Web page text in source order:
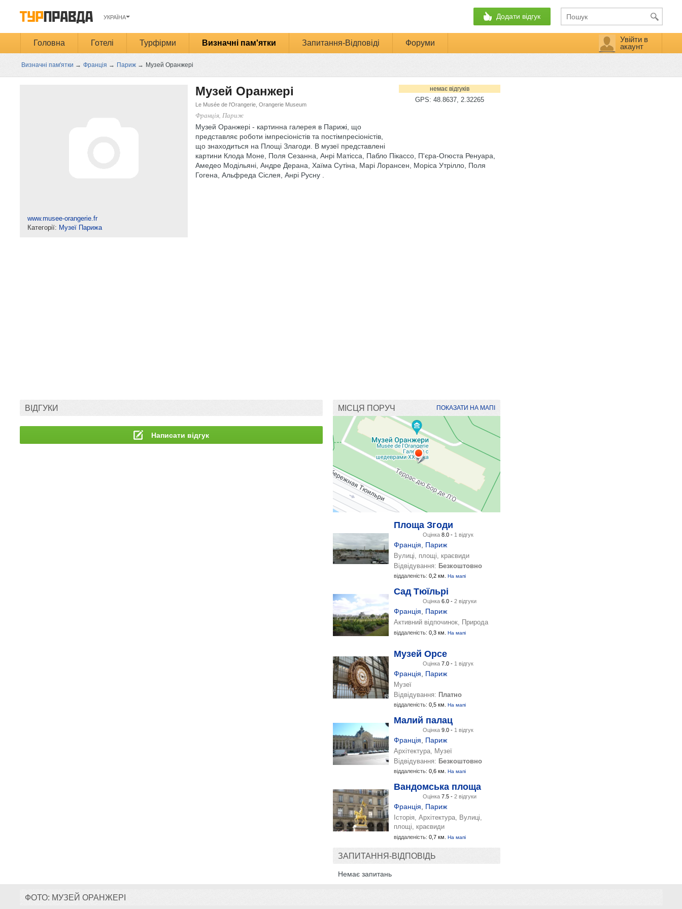
УКРАЇНА Додати відгук
Головна Готелі Турфірми Визначні пам'ятки Запитання-Відповіді Форуми
Увійти в
акаунт
Визначні пам'ятки → Франція → Париж → Музей Оранжері
www.musee-orangerie.fr
Категорії: Музеї Парижа
немає відгуків
GPS: 48.8637, 2.32265
Музей Оранжері
Le Musée de l'Orangerie, Orangerie Museum
Франція, Париж
Музей Оранжері - картинна галерея в Парижі, що
представляє роботи імпресіоністів та постімпресіоністів,
що знаходиться на Площі Злагоди. В музеї представлені
картини Клода Моне, Поля Сезанна, Анрі Матісса, Пабло Пікассо, П'єра-Огюста Ренуара,
Амедео Модільяні, Андре Дерана, Хаїма Сутіна, Марі Лорансен, Моріса Утрілло, Поля
Гогена, Альфреда Сіслея, Анрі Русну .
ВІДГУКИ
Написати відгук
МІСЦЯ ПОРУЧ ПОКАЗАТИ НА МАПІ
Площа Згоди
Оцінка 8.0 - 1 відгук
Франція Париж
Вулиці, площі, краєвиди
Відвідування: Безкоштовно
віддаленість: 0,2 км. На мапі
Сад Тюїльрі
Оцінка 6.0 - 2 відгуки
Франція Париж
Активний відпочинок, Природа
віддаленість: 0,3 км. На мапі
Музей Орсе
Оцінка 7.0 - 1 відгук
Франція Париж
Музеї
Відвідування: Платно
віддаленість: 0,5 км. На мапі
Малий палац
Оцінка 9.0 - 1 відгук
Франція Париж
Архітектура, Музеї
Відвідування: Безкоштовно
віддаленість: 0,6 км. На мапі
Вандомська площа
Оцінка 7.5 - 2 відгуки
Франція Париж
Історія, Архітектура, Вулиці,
площі, краєвиди
віддаленість: 0,7 км. На мапі
ЗАПИТАННЯ-ВІДПОВІДЬ
Немає запитань
ФОТО: МУЗЕЙ ОРАНЖЕРІ